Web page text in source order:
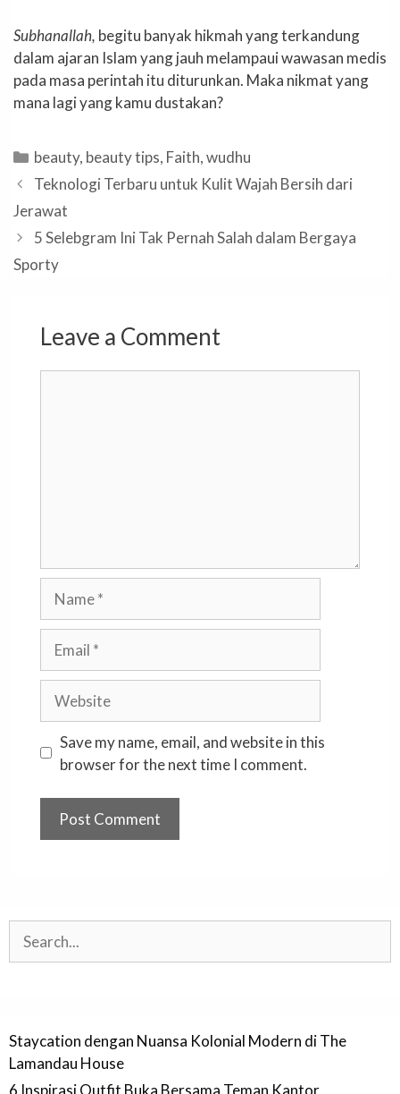
Subhanallah, begitu banyak hikmah yang terkandung
dalam ajaran Islam yang jauh melampaui wawasan medis
pada masa perintah itu diturunkan. Maka nikmat yang
mana lagi yang kamu dustakan?
Categories
beauty, beauty tips, Faith,wudhu
Teknologi Terbaru untuk Kulit Wajah Bersih dari
Jerawat
5 Selebgram Ini Tak Pernah Salah dalam Bergaya
Sporty
Leave a Comment
Save my name, email, and website in this
browser for the next time I comment.
Staycation dengan Nuansa Kolonial Modern di The
Lamandau House
6 Inspirasi Outfit Buka Bersama Teman Kantor